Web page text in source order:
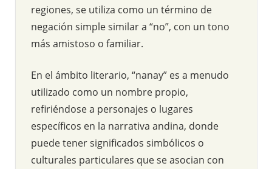
regiones, se utiliza como un término de
negación simple similar a “no”, con un tono
más amistoso o familiar.
En el ámbito literario, “nanay” es a menudo
utilizado como un nombre propio,
refiriéndose a personajes o lugares
específicos en la narrativa andina, donde
puede tener significados simbólicos o
culturales particulares que se asocian con